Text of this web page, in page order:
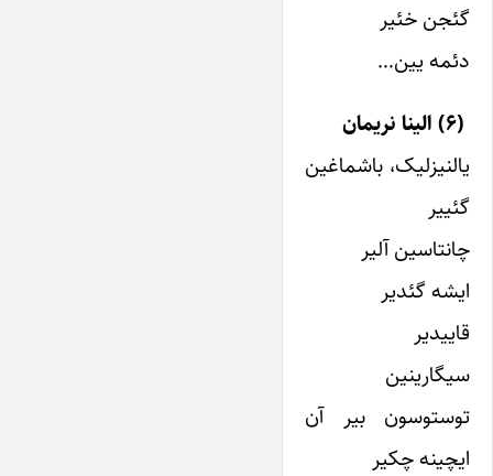
گئجن خئیر
دئمه یین…
(۶) الینا نریمان
یالنیزلیک، باشماغین
گئییر
چانتاسین آلیر
ایشه گئدیر
قاییدیر
سیگارینین
توستوسون بیر آن
ایچینه چکیر